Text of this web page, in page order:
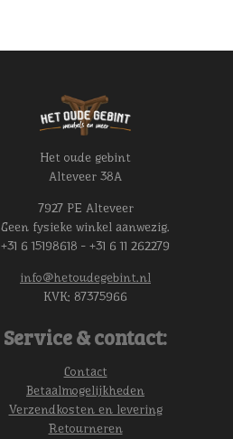
Het oude gebint
Alteveer 38A
7927 PE Alteveer
Geen fysieke winkel aanwezig.
+31 6 15198618 - +31 6 11 262279
info@hetoudegebint.nl
KVK: 87375966
Service & contact:
Contact
Betaalmogelijkheden
Verzendkosten en levering
Retourneren